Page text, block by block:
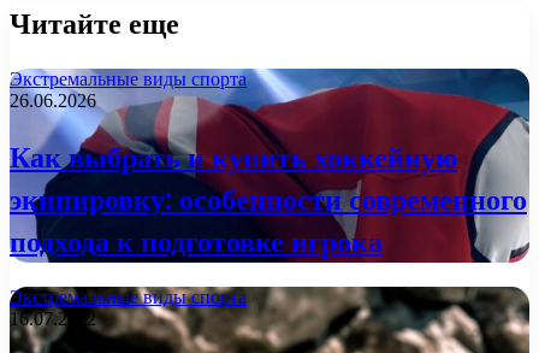
Читайте еще
Экстремальные виды спорта
26.06.2026
Как выбрать и купить хоккейную
экипировку: особенности современного
подхода к подготовке игрока
Экстремальные виды спорта
16.07.2022